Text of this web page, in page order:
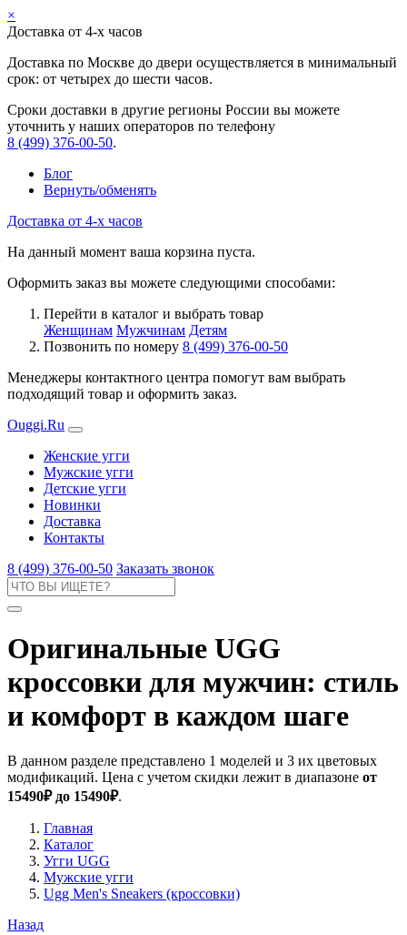
×
Доставка от 4-х часов
Доставка по Москве до двери осуществляется в минимальный
срок: от четырех до шести часов.
Сроки доставки в другие регионы России вы можете
уточнить у наших операторов по телефону
8 (499) 376-00-50.
Блог
Вернуть/обменять
Доставка от 4-х часов
На данный момент ваша корзина пуста.
Оформить заказ вы можете следующими способами:
Перейти в каталог и выбрать товар
Женщинам Мужчинам Детям
Позвонить по номеру 8 (499) 376-00-50
Менеджеры контактного центра помогут вам выбрать
подходящий товар и оформить заказ.
Ouggi.Ru
Женские угги
Мужские угги
Детские угги
Новинки
Доставка
Контакты
8 (499) 376-00-50 Заказать звонок
Оригинальные UGG
кроссовки для мужчин: стиль
и комфорт в каждом шаге
В данном разделе представлено 1 моделей и 3 их цветовых
модификаций. Цена с учетом скидки лежит в диапазоне от
15490₽ до 15490₽.
Главная
Каталог
Угги UGG
Мужские угги
Ugg Men's Sneakers (кроссовки)
Назад